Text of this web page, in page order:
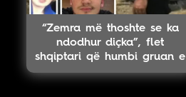
“Zemra më thoshte se ka
ndodhur diçka”, flet
shqiptari që humbi gruan e
djalin në aksident